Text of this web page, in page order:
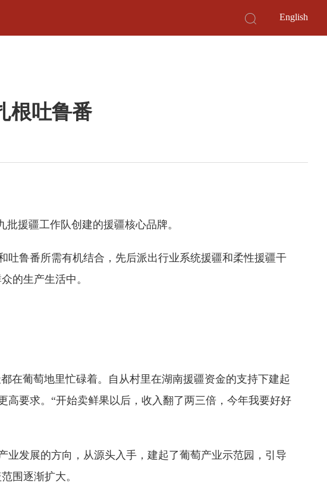
English
根吐鲁番
援疆工作队创建的援疆核心品牌。
鲁番所需有机结合，先后派出行业系统援疆和柔性援疆干
的生产生活中。
在葡萄地里忙碌着。自从村里在湖南援疆资金的支持下建起
要求。“开始卖鲜果以后，收入翻了两三倍，今年我要好好
发展的方向，从源头入手，建起了葡萄产业示范园，引导
围逐渐扩大。